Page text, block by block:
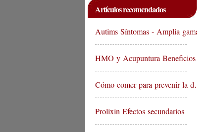
Artículos recomendados
Autims Síntomas - Amplia gama…
HMO y Acupuntura Beneficios In…
Cómo comer para prevenir la d…
Prolixin Efectos secundarios